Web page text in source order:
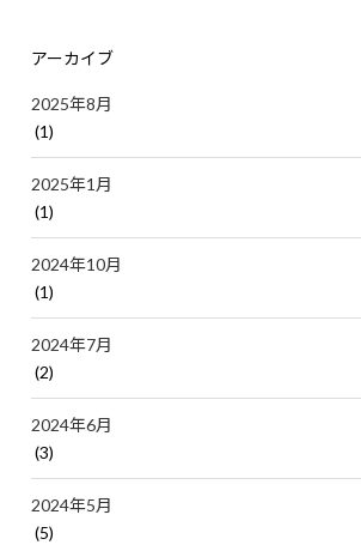
アーカイブ
2025年8月
(1)
2025年1月
(1)
2024年10月
(1)
2024年7月
(2)
2024年6月
(3)
2024年5月
(5)